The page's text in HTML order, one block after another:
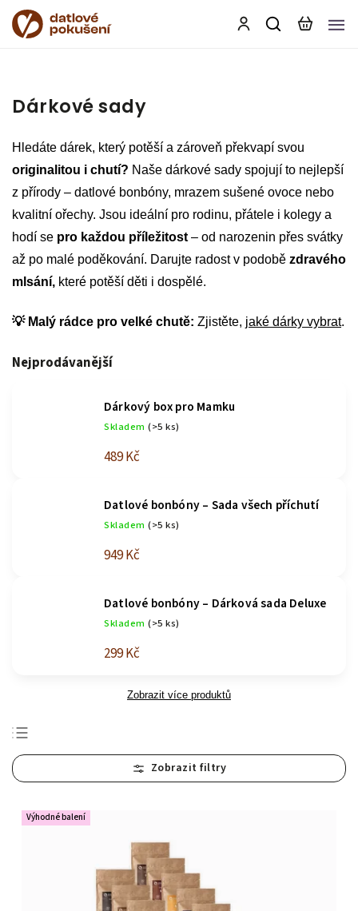
Dárkové sady
Hledáte dárek, který potěší a zároveň překvapí svou
originalitou i chutí? Naše dárkové sady spojují to nejlepší
z přírody – datlové bonbóny, mrazem sušené ovoce nebo
kvalitní ořechy. Jsou ideální pro rodinu, přátele i kolegy a
hodí se pro každou příležitost – od narozenin přes svátky
až po malé poděkování. Darujte radost v podobě zdravého
mlsání, které potěší děti i dospělé.
💡 Malý rádce pro velké chutě: Zjistěte, jaké dárky vybrat.
Nejprodávanější
Dárkový box pro Mamku
Skladem (>5 ks)
489 Kč
Datlové bonbóny – Sada všech příchutí
Skladem (>5 ks)
949 Kč
Datlové bonbóny – Dárková sada Deluxe
Skladem (>5 ks)
299 Kč
Zobrazit více produktů
Abecedně
Nejlevnější
Nejdražší
Výhodné balení